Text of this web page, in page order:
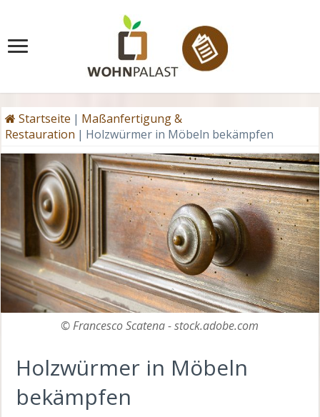
Startseite | Maßanfertigung &
Restauration | Holzwürmer in Möbeln bekämpfen
© Francesco Scatena - stock.adobe.com
Holzwürmer in Möbeln
bekämpfen